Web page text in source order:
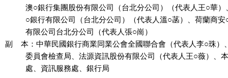
澳○銀行集團股份有限公司（台北分公司）（代表人王○華
○銀行有限公司（台北分公司）（代表人溫○菡）、荷蘭商
          有限公司台北分公司（代表人張○崗）
副    本：中華民國銀行商業同業公會全國聯合會（代表人李○珠）
委員會檢查局、法源資訊股份有限公司（代表人王○薇）、